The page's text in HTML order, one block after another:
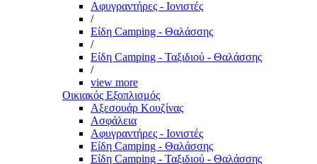
Αφυγραντήρες - Ιονιστές
/
Είδη Camping - Θαλάσσης
/
Είδη Camping - Ταξιδιού - Θαλάσσης
/
view more
Οικιακός Εξοπλισμός
Αξεσουάρ Κουζίνας
Ασφάλεια
Αφυγραντήρες - Ιονιστές
Είδη Camping - Θαλάσσης
Είδη Camping - Ταξιδιού - Θαλάσσης